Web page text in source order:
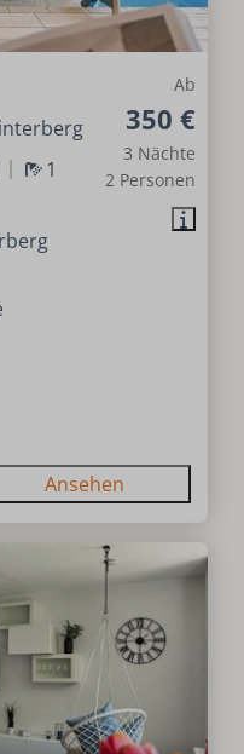
Ab
350 €
3 Nächte
2 Personen
1
Ansehen